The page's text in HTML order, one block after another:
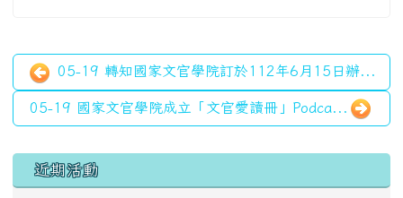
05-19 轉知國家文官學院訂於112年6月15日辦...
05-19 國家文官學院成立「文官愛讀冊」Podca...
左邊區域內容
近期活動